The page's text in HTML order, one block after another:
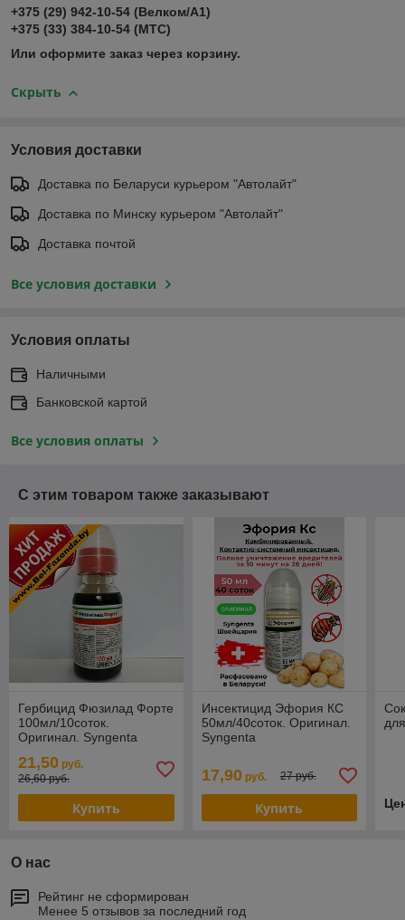
+375 (29) 942-10-54 (Велком/А1)
+375 (33) 384-10-54 (МТС)
Или оформите заказ через корзину.
Скрыть
Условия доставки
Доставка по Беларуси курьером "Автолайт"
Доставка по Минску курьером "Автолайт"
Доставка почтой
Все условия доставки
Условия оплаты
Наличными
Банковской картой
Все условия оплаты
С этим товаром также заказывают
Гербицид Фюзилад Форте
100мл/10соток.
Оригинал. Syngenta
21,50 руб.
26,60 руб.
Купить
Инсектицид Эфория КС
50мл/40соток. Оригинал.
Syngenta
17,90руб. 27 руб.
Купить
О нас
Рейтинг не сформирован
Менее 5 отзывов за последний год